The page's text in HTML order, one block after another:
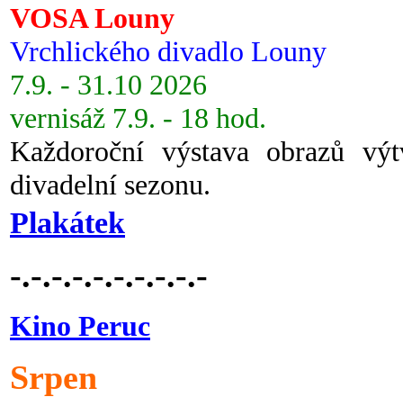
VOSA Louny
Vrchlického divadlo Louny
7.9. - 31.10 2026
vernisáž 7.9. - 18 hod.
Každoroční výstava obrazů
divadelní sezonu.
Plakátek
-.-.-.-.-.-.-.-.-.-
Kino Peruc
Srpen